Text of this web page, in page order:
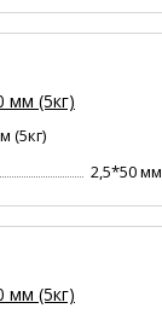
мм (5кг)
(5кг)
2,5*50 мм
мм (5кг)